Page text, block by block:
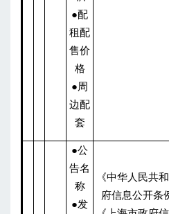
●配
租配
售价
格
●周
边配
套
●公
告名
称
●发
《中华人民共
府信息公开条